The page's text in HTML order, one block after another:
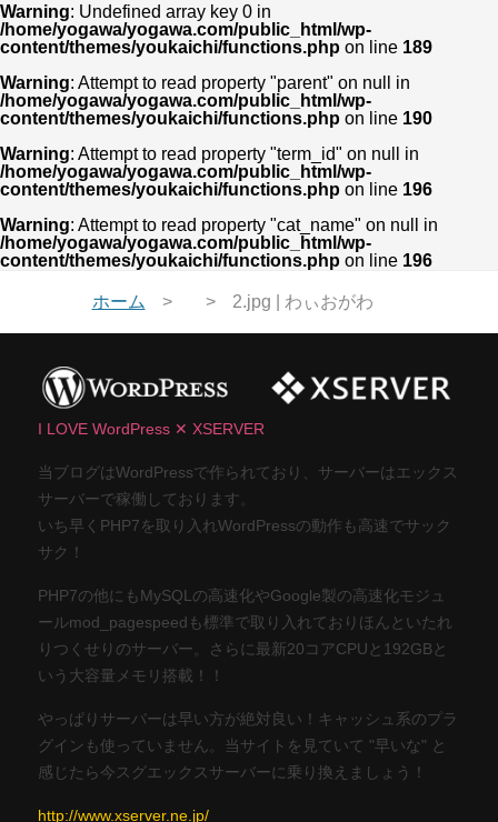
Warning: Undefined array key 0 in
/home/yogawa/yogawa.com/public_html/wp-
content/themes/youkaichi/functions.php on line 189
Warning: Attempt to read property "parent" on null in
/home/yogawa/yogawa.com/public_html/wp-
content/themes/youkaichi/functions.php on line 190
Warning: Attempt to read property "term_id" on null in
/home/yogawa/yogawa.com/public_html/wp-
content/themes/youkaichi/functions.php on line 196
Warning: Attempt to read property "cat_name" on null in
/home/yogawa/yogawa.com/public_html/wp-
content/themes/youkaichi/functions.php on line 196
ホーム 2.jpg | わぃおがわ
I LOVE WordPress ✕ XSERVER
当ブログはWordPressで作られており、サーバーはエックス
サーバーで稼働しております。
いち早くPHP7を取り入れWordPressの動作も高速でサック
サク！
PHP7の他にもMySQLの高速化やGoogle製の高速化モジュ
ールmod_pagespeedも標準で取り入れておりほんといたれ
りつくせりのサーバー。さらに最新20コアCPUと192GBと
いう大容量メモリ搭載！！
やっぱりサーバーは早い方が絶対良い！キャッシュ系のプラ
グインも使っていません。当サイトを見ていて "早いな" と
感じたら今スグエックスサーバーに乗り換えましょう！
http://www.xserver.ne.jp/